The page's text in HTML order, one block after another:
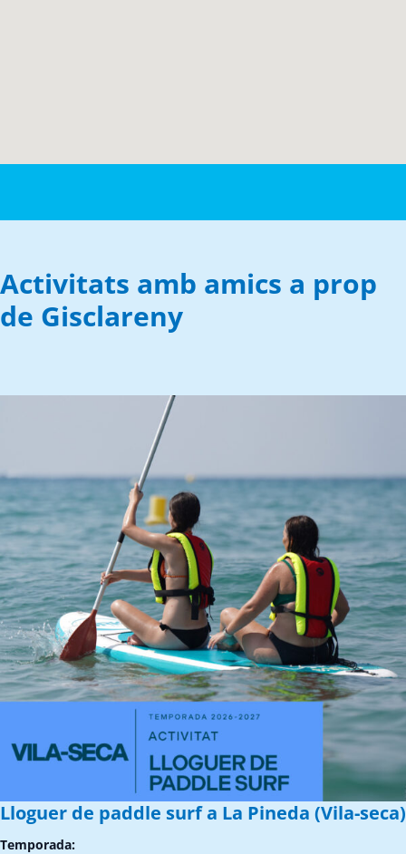
Activitats amb amics a prop
de Gisclareny
Lloguer de paddle surf a La Pineda (Vila-seca)
Temporada: